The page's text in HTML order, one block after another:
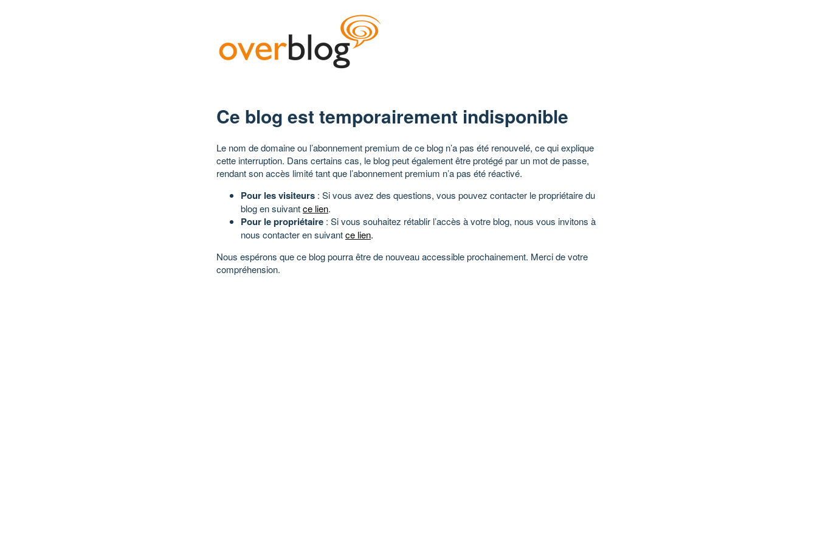
Ce blog est temporairement indisponible
Le nom de domaine ou l’abonnement premium de ce blog n’a pas été renouvelé, ce qui explique
cette interruption. Dans certains cas, le blog peut également être protégé par un mot de passe,
rendant son accès limité tant que l’abonnement premium n’a pas été réactivé.
Pour les visiteurs : Si vous avez des questions, vous pouvez contacter le propriétaire du
blog en suivantce lien.
Pour le propriétaire : Si vous souhaitez rétablir l’accès à votre blog, nous vous invitons à
nous contacter en suivantce lien.
Nous espérons que ce blog pourra être de nouveau accessible prochainement. Merci de votre
compréhension.